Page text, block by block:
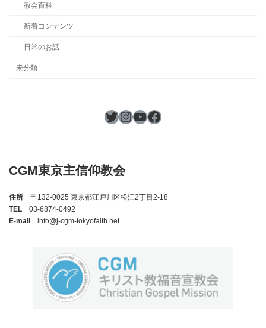
教会百科
新着コンテンツ
日常のお話
未分類
Twitter
Instagram
YouTube
Facebook
CGM東京主信仰教会
住所 〒132-0025 東京都江戸川区松江2丁目2-18
TEL 03-6874-0492
E-mail info@j-cgm-tokyofaith.net